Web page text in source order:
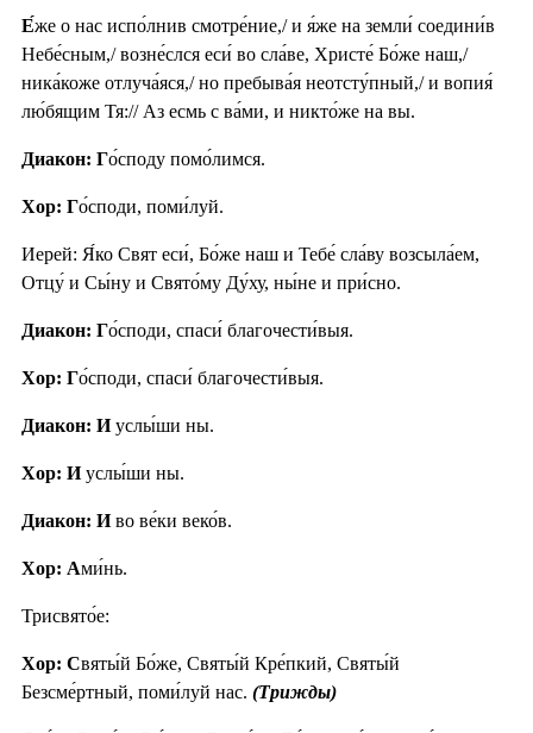
Е́же о нас испо́лнив смотре́ние,/ и я́же на земли́ соедини́в
Небе́сным,/ возне́слся еси́ во сла́ве, Христе́ Бо́же наш,/
ника́коже отлуча́яся,/ но пребыва́я неотсту́пный,/ и вопия́
лю́бящим Тя:// Аз есмь с ва́ми, и никто́же на вы.
Диакон: Го́споду помо́лимся.
Хор: Го́споди, поми́луй.
Иерей: Я́ко Свят еси́, Бо́же наш и Тебе́ сла́ву возсыла́ем,
Отцу́ и Сы́ну и Свято́му Ду́ху, ны́не и при́сно.
Диакон: Го́споди, спаси́ благочести́выя.
Хор: Го́споди, спаси́ благочести́выя.
Диакон: Иуслы́ши ны.
Хор: Иуслы́ши ны.
Диакон: Иво ве́ки веко́в.
Хор: Ами́нь.
Трисвято́е:
Хор: Святы́й Бо́же, Святы́й Кре́пкий, Святы́й
Безсме́ртный, поми́луй нас. (Трижды)